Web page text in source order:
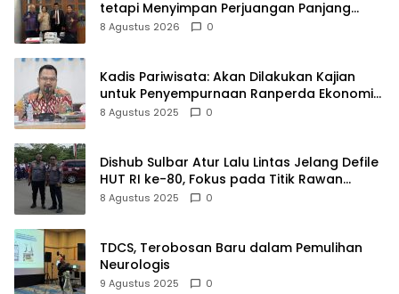
tetapi Menyimpan Perjuangan Panjang
yang Tidak Semua Orang Tahu
8 Agustus 2026 0
Kadis Pariwisata: Akan Dilakukan Kajian
untuk Penyempurnaan Ranperda Ekonomi
Kreatif
8 Agustus 2025 0
Dishub Sulbar Atur Lalu Lintas Jelang Defile
HUT RI ke-80, Fokus pada Titik Rawan
Kemacetan
8 Agustus 2025 0
TDCS, Terobosan Baru dalam Pemulihan
Neurologis
9 Agustus 2025 0